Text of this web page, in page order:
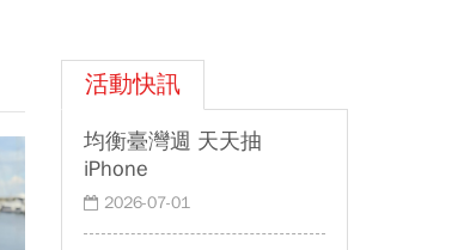
5年？
活動快訊
均衡臺灣週 天天抽
iPhone
2026-07-01